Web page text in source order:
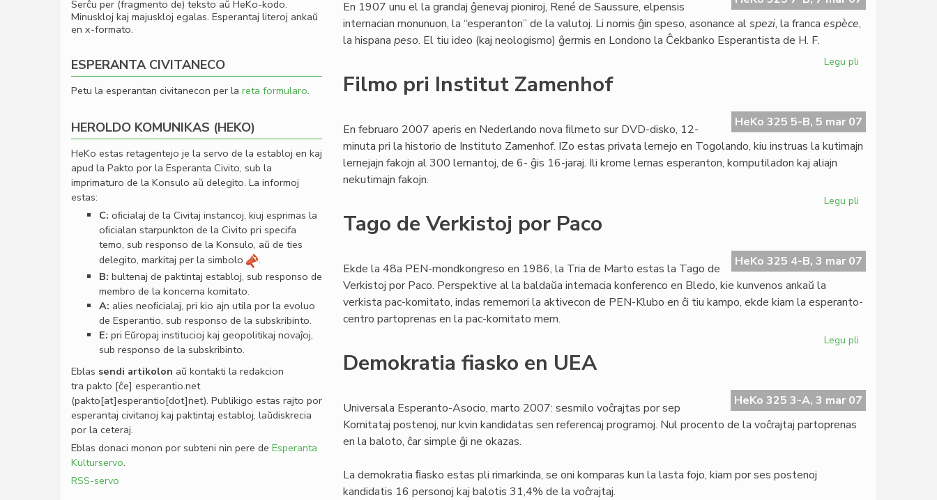
En 1907 unu el la grandaj ĝenevaj pioniroj, René de Saussure, elpensis
internacian monunuon, la “esperanton” de la valutoj. Li nomis ĝin speso, asonance alspezi, la franca espèce,
la hispana peso. El tiu ideo (kaj neologismo) ĝermis en Londono la Ĉekbanko Esperantista de H. F.
Legu pli
centjara
Filmo pri Institut Zamenhof
HeKo 325 5-B, 5 mar 07
En februaro 2007 aperis en Nederlando nova ﬁlmeto sur DVD-disko, 12-
minuta pri la historio de Instituto Zamenhof. IZo estas privata lernejo en Togolando, kiu instruas la kutimajn
lernejajn fakojn al 300 lernantoj, de 6- ĝis 16-jaraj. Ili krome lernas esperanton, komputiladon kaj aliajn
nekutimajn fakojn.
Legu pli
Zamenhof
Tago de Verkistoj por Paco
HeKo 325 4-B, 3 mar 07
Ekde la 48a PEN-mondkongreso en 1986, la Tria de Marto estas la Tago de
Verkistoj por Paco. Perspektive al la baldaŭa internacia konferenco en Bledo, kie kunvenos ankaŭ la
verkista pac-komitato, indas rememori la aktivecon de PEN-Klubo en ĉi tiu kampo, ekde kiam la esperanto-
centro partoprenas en la pac-komitato mem.
Legu pli
por
Paco
Demokratia fiasko en UEA
HeKo 325 3-A, 3 mar 07
Universala Esperanto-Asocio, marto 2007: sesmilo voĉrajtas por sep
Komitataj postenoj, nur kvin kandidatas sen referencaj programoj. Nul procento de la voĉrajtaj partoprenas
en la baloto, ĉar simple ĝi ne okazas.
La demokratia ﬁasko estas pli rimarkinda, se oni komparas kun la lasta fojo, kiam por ses postenoj
kandidatis 16 personoj kaj balotis 31,4% de la voĉrajtaj.
Serĉu per (fragmento de) teksto aŭ HeKo-kodo.
Minuskloj kaj majuskloj egalas. Esperantaj literoj ankaŭ
en x-formato.
ESPERANTA CIVITANECO
Petu la esperantan civitanecon per la reta formularo.
HEROLDO KOMUNIKAS (HEKO)
HeKo estas retagentejo je la servo de la establoj en kaj
apud la Pakto por la Esperanta Civito, sub la
imprimaturo de la Konsulo aŭ delegito. La informoj
estas:
C: oﬁcialaj de la Civitaj instancoj, kiuj esprimas la
oﬁcialan starpunkton de la Civito pri specifa
temo, sub responso de la Konsulo, aŭ de ties
delegito, markitaj per la simbolo
.
B: bultenaj de paktintaj establoj, sub responso de
membro de la koncerna komitato.
A: alies neoﬁcialaj, pri kio ajn utila por la evoluo
de Esperantio, sub responso de la subskribinto.
E: pri Eŭropaj institucioj kaj geopolitikaj novaĵoj,
sub responso de la subskribinto.
Eblas sendi artikolon aŭ kontakti la redakcion
tra pakto [ĉe] esperantio.net
(pakto[at]esperantio[dot]net). Publikigo estas rajto por
esperantaj civitanoj kaj paktintaj establoj, laŭdiskrecia
por la ceteraj.
Eblas donaci monon por subteni nin pere de Esperanta
Kulturservo.
RSS-servo